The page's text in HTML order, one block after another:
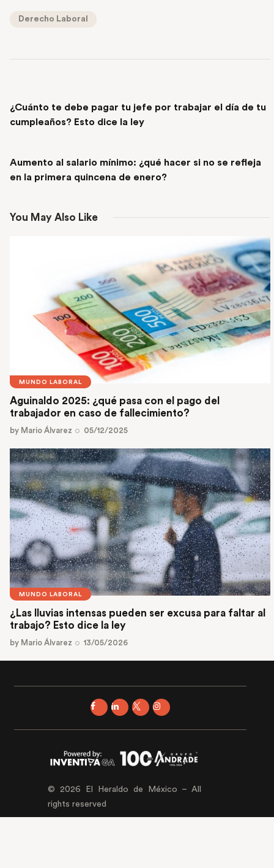
Derecho Laboral
¿Cuánto te debe pagar tu jefe por trabajar el día de tu
cumpleaños? Esto dice la ley
Aumento al salario mínimo: ¿qué hacer si no se refleja
en la primera quincena de enero?
You May Also Like
MUNDO LABORAL
Aguinaldo 2025: ¿qué pasa con el pago del
trabajador en caso de fallecimiento?
by Mario Álvarez 05/12/2025
MUNDO LABORAL
¿Las lluvias intensas pueden ser excusa para faltar al
trabajo? Esto dice la ley
by Mario Álvarez 13/05/2026
© 2026 El Heraldo de México – All
rights reserved